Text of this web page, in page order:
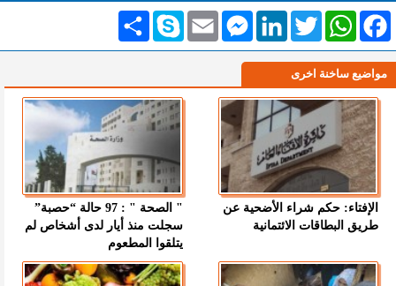
انشر Skype Email
MessengerLinkedInTwitterWhatsAppFacebook
مواضيع ساخنة اخرى
الإفتاء: حكم شراء الأضحية عن
طريق البطاقات الائتمانية
" الصحة " : 97 حالة “حصبة”
سجلت منذ أيار لدى أشخاص لم
يتلقوا المطعوم